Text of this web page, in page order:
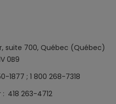
suite 700, Québec (Québec)
0B9
1877
1 800 268-7318
418 263-4712